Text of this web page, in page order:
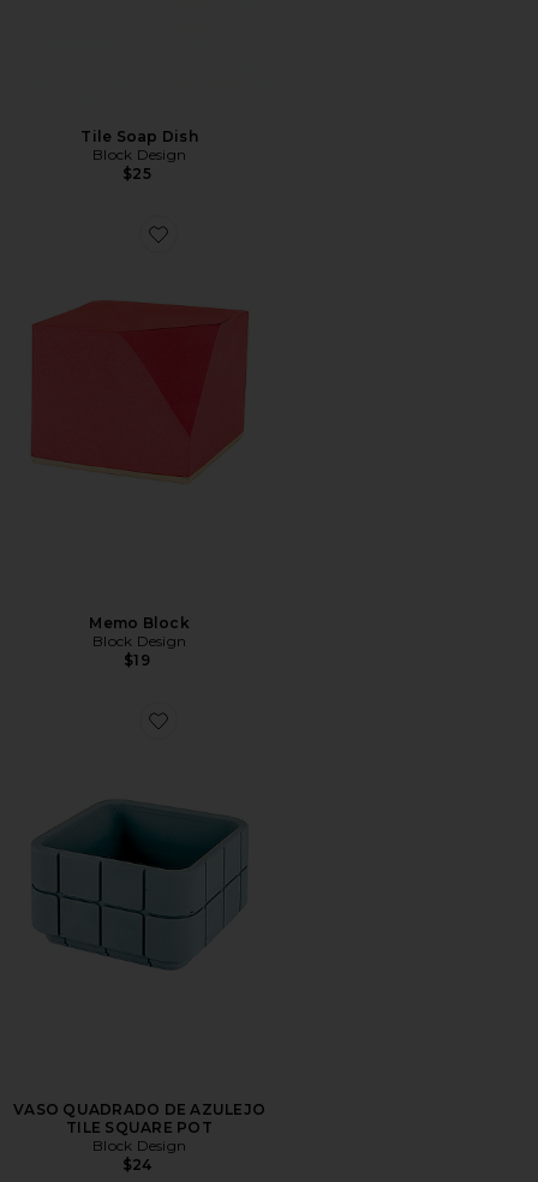
Tile Soap Dish
Block Design
$25
Favorite Memo Block
Memo Block
Block Design
$19
Favorite VASO QUADRADO DE AZULEJO TILE
VASO QUADRADO DE AZULEJO
TILE SQUARE POT
Block Design
$24